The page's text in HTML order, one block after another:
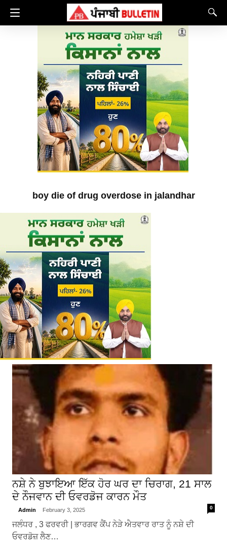
boy die of drug overdose in jalandhar
ਨਸ਼ੇ ਨੇ ਬੁਝਾਇਆ ਇੱਕ ਹੋਰ ਘਰ ਦਾ ਚਿਰਾਗ, 21 ਸਾਲ
ਦੇ ਨੌਜਵਾਨ ਦੀ ਓਵਰਡੋਜ ਕਾਰਨ ਮੌਤ
Admin February 3, 2025 0
ਜਲੰਧਰ , 3 ਫਰਵਰੀ | ਭਾਰਗਵ ਕੈਂਪ ਨੇੜੇ ਐਤਵਾਰ ਰਾਤ ਨੂੰ ਨਸ਼ੇ ਦੀ
ਓਵਰਡੋਜ਼ ਲੈਣ…